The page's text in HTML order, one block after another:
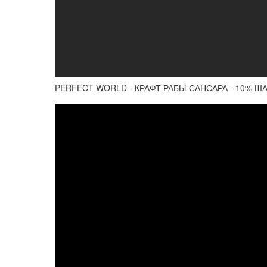
PERFECT WORLD - КРАФТ РАБЫ-САНСАРА - 10%